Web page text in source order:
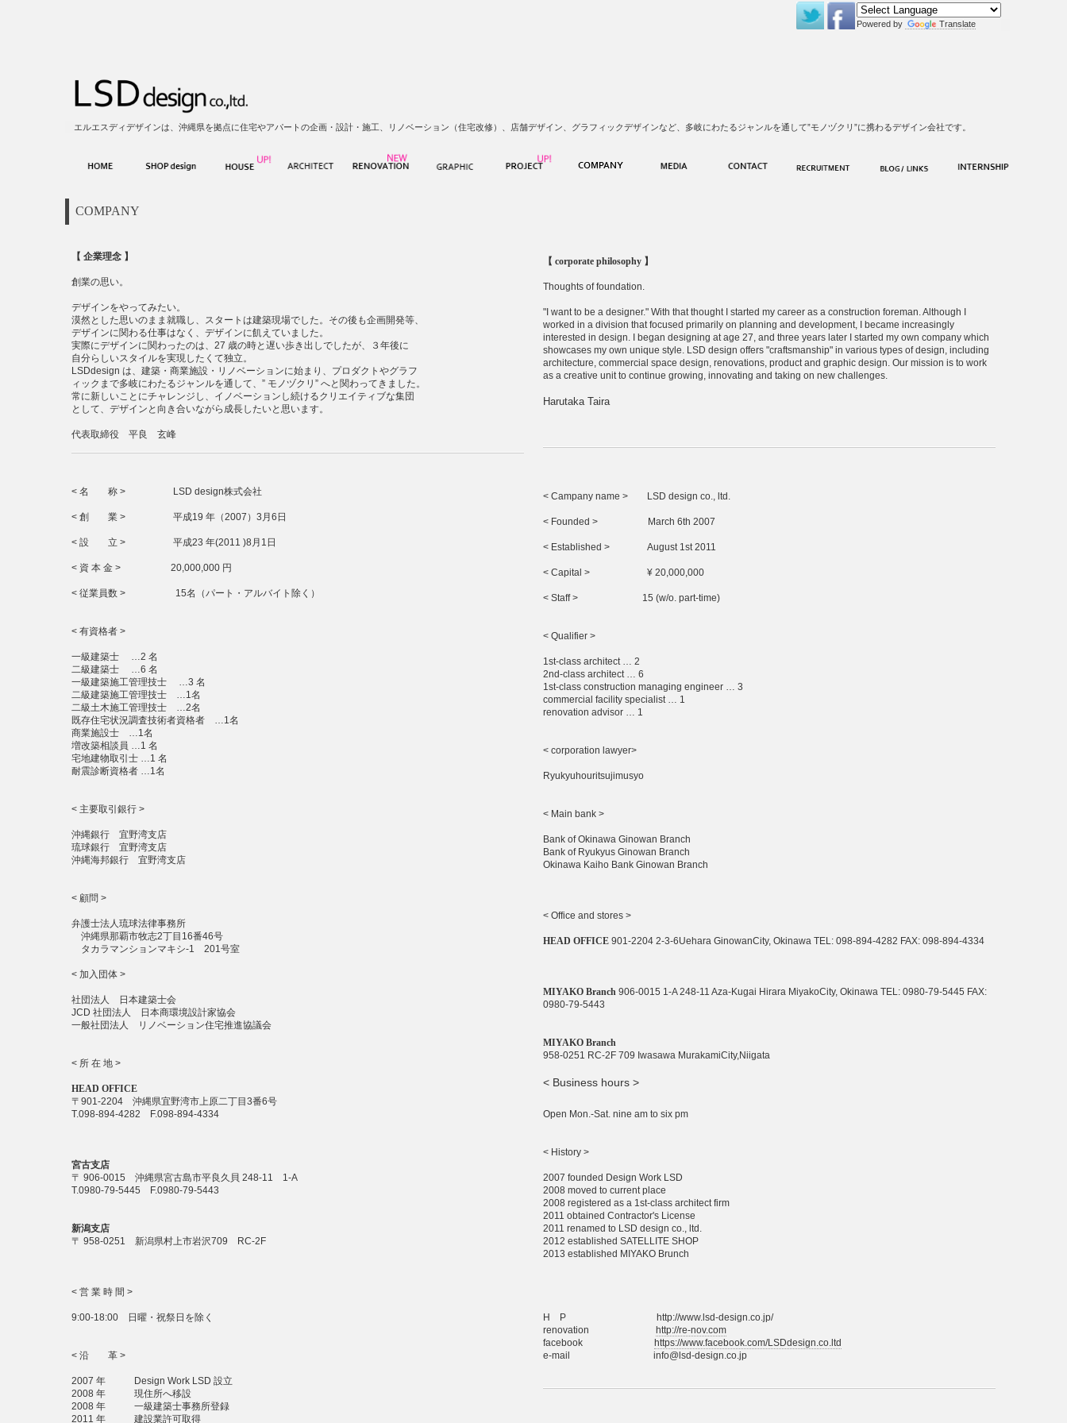
Powered by Translate
エルエスディデザインは、沖縄県を拠点に住宅やアパートの企画・設計・施工、リノベーション（住宅改修）、店舗デザイン、グラフィックデザインなど、多岐にわたるジャンルを通して”モノヅクリ”に携わるデザイン会社です。
COMPANY
【 企業理念 】
創業の思い。
デザインをやってみたい。
漠然とした思いのまま就職し、スタートは建築現場でした。その後も企画開発等、
デザインに関わる仕事はなく、デザインに飢えていました。
実際にデザインに関わったのは、27 歳の時と遅い歩き出しでしたが、３年後に
自分らしいスタイルを実現したくて独立。
LSDdesign は、建築・商業施設・リノベーションに始まり、プロダクトやグラフ
ィックまで多岐にわたるジャンルを通して、” モノヅクリ” へと関わってきました。
常に新しいことにチャレンジし、イノベーションし続けるクリエイティブな集団
として、デザインと向き合いながら成長したいと思います。
代表取締役 平良 玄峰
【 corporate philosophy 】
Thoughts of foundation.
"I want to be a designer." With that thought I started my career as a construction foreman. Although I
worked in a division that focused primarily on planning and development, I became increasingly
interested in design. I began designing at age 27, and three years later I started my own company which
showcases my own unique style. LSD design offers "craftsmanship" in various types of design, including
architecture, commercial space design, renovations, product and graphic design. Our mission is to work
as a creative unit to continue growing, innovating and taking on new challenges.
Harutaka Taira
< 名 称 > LSD design株式会社
< 創 業 > 平成19 年（2007）3月6日
< 設 立 > 平成23 年(2011 )8月1日
< 資 本 金 > 20,000,000 円
< 従業員数 > 15名（パート・アルバイト除く）
< 有資格者 >
一級建築士 …2 名
二級建築士 …6 名
一級建築施工管理技士 …3 名
二級建築施工管理技士 …1名
二級土木施工管理技士 …2名
既存住宅状況調査技術者資格者 …1名
商業施設士 …1名
増改築相談員 …1 名
宅地建物取引士 …1 名
耐震診断資格者 …1名
< 主要取引銀行 >
沖縄銀行 宜野湾支店
琉球銀行 宜野湾支店
沖縄海邦銀行 宜野湾支店
< 顧問 >
弁護士法人琉球法律事務所
沖縄県那覇市牧志2丁目16番46号
タカラマンションマキシ-1 201号室
< 加入団体 >
社団法人 日本建築士会
JCD 社団法人 日本商環境設計家協会
一般社団法人 リノベーション住宅推進協議会
< 所 在 地 >
HEAD OFFICE
〒901-2204 沖縄県宜野湾市上原二丁目3番6号
T.098-894-4282 F.098-894-4334
宮古支店
〒 906-0015 沖縄県宮古島市平良久貝 248-11 1-A
T.0980-79-5445 F.0980-79-5443
新潟支店
〒 958-0251 新潟県村上市岩沢709 RC-2F
< 営 業 時 間 >
9:00-18:00 日曜・祝祭日を除く
< 沿 革 >
2007 年 Design Work LSD 設立
2008 年 現住所へ移設
2008 年 一級建築士事務所登録
2011 年 建設業許可取得
< Campany name > LSD design co., ltd.
< Founded > March 6th 2007
< Established > August 1st 2011
< Capital > ¥ 20,000,000
< Staff>15 (w/o. part-time)
< Qualifier >
1st-class architect … 2
2nd-class architect … 6
1st-class construction managing engineer … 3
commercial facility specialist … 1
renovation advisor … 1
< corporation lawyer>
Ryukyuhouritsujimusyo
< Main bank >
Bank of Okinawa Ginowan Branch
Bank of Ryukyus Ginowan Branch
Okinawa Kaiho Bank Ginowan Branch
< Office and stores>
HEAD OFFICE 901-2204 2-3-6UeharaGinowanCity, Okinawa TEL: 098-894-4282 FAX: 098-894-4334
MIYAKO Branch 906-0015 1-A 248-11 Aza-Kugai Hirara MiyakoCity, Okinawa TEL: 0980-79-5445 FAX:
0980-79-5443
MIYAKO Branch
958-0251 RC-2F 709 Iwasawa MurakamiCity,Niigata
< Business hours >
Open Mon.-Sat. nine am to six pm
< History >
2007 founded Design Work LSD
2008 moved to current place
2008 registered as a 1st-class architect firm
2011 obtained Contractor's License
2011 renamed to LSD design co., ltd.
2012 established SATELLITE SHOP
2013 established MIYAKO Brunch
H P http://www.lsd-design.co.jp/
renovation
http://re-nov.com
facebook
https://www.facebook.com/LSDdesign.co.ltd
e-mail info@lsd-design.co.jp